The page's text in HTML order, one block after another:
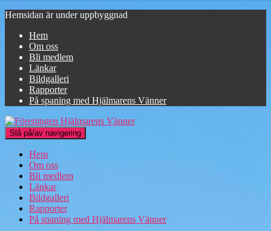
Hemsidan är under uppbyggnad
Hem
Om oss
Bli medlem
Länkar
Bildgalleri
Rapporter
På spaning med Hjälmarens Vänner
Slå på/av navigering
Hem
Om oss
Bli medlem
Länkar
Bildgalleri
Rapporter
På spaning med Hjälmarens Vänner